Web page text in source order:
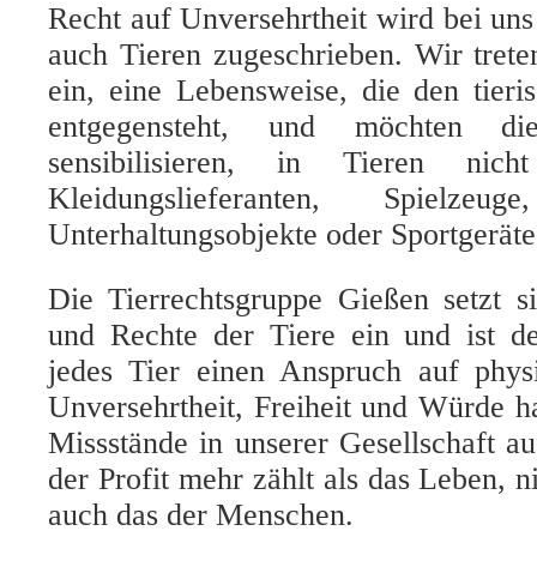
Recht auf Unversehrtheit wird bei
auch Tieren zugeschrieben. Wir
ein, eine Lebensweise, die den
entgegensteht, und möchten
sensibilisieren, in Tieren
Kleidungslieferanten,
Unterhaltungsobjekte oder
Die Tierrechtsgruppe Gießen setzt
und Rechte der Tiere ein und ist
jedes Tier einen Anspruch auf
Unversehrtheit, Freiheit und Würde
Missstände in unserer Gesellschaft
der Profit mehr zählt als das Leben,
auch das der Menschen.